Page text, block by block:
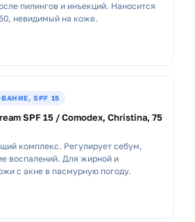
пилингов и инъекций. Наносится
невидимый на коже.
SPF 15
SPF 15 / Comodex, Christina, 75
комплекс. Регулирует себум,
воспалений. Для жирной и
с акне в пасмурную погоду.